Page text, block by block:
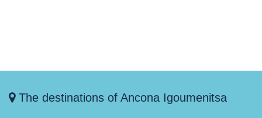
The destinations of Ancona Igoumenitsa